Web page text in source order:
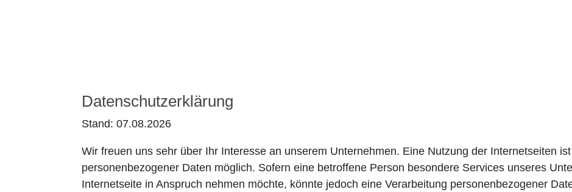
Datenschutzerklärung
Stand: 07.08.2026
Wir freuen uns sehr über Ihr Interesse an unserem Unternehmen. Eine Nutzung der Internetseiten
personenbezogener Daten möglich. Sofern eine betroffene Person besondere Services unseres
Internetseite in Anspruch nehmen möchte, könnte jedoch eine Verarbeitung personenbezogener